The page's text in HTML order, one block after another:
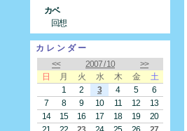
カベ
回想
カレンダー
<<
2007 / 10
>>
日
月 火 水 木 金
土
1
2 3 4 5
6
7
8 9 10 11 12
13
14
15 16 17 18 19
20